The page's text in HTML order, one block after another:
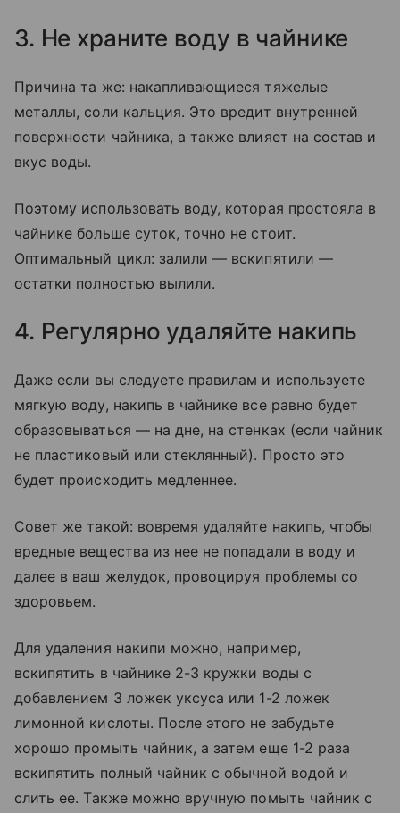
3. Не храните воду в чайнике
Причина та же: накапливающиеся тяжелые
металлы, соли кальция. Это вредит внутренней
поверхности чайника, а также влияет на состав и
вкус воды.
Поэтому использовать воду, которая простояла в
чайнике больше суток, точно не стоит.
Оптимальный цикл: залили — вскипятили —
остатки полностью вылили.
4. Регулярно удаляйте накипь
Даже если вы следуете правилам и используете
мягкую воду, накипь в чайнике все равно будет
образовываться — на дне, на стенках (если чайник
не пластиковый или стеклянный). Просто это
будет происходить медленнее.
Совет же такой: вовремя удаляйте накипь, чтобы
вредные вещества из нее не попадали в воду и
далее в ваш желудок, провоцируя проблемы со
здоровьем.
Для удаления накипи можно, например,
вскипятить в чайнике 2-3 кружки воды с
добавлением 3 ложек уксуса или 1-2 ложек
лимонной кислоты. После этого не забудьте
хорошо промыть чайник, а затем еще 1-2 раза
вскипятить полный чайник с обычной водой и
слить ее. Также можно вручную помыть чайник с